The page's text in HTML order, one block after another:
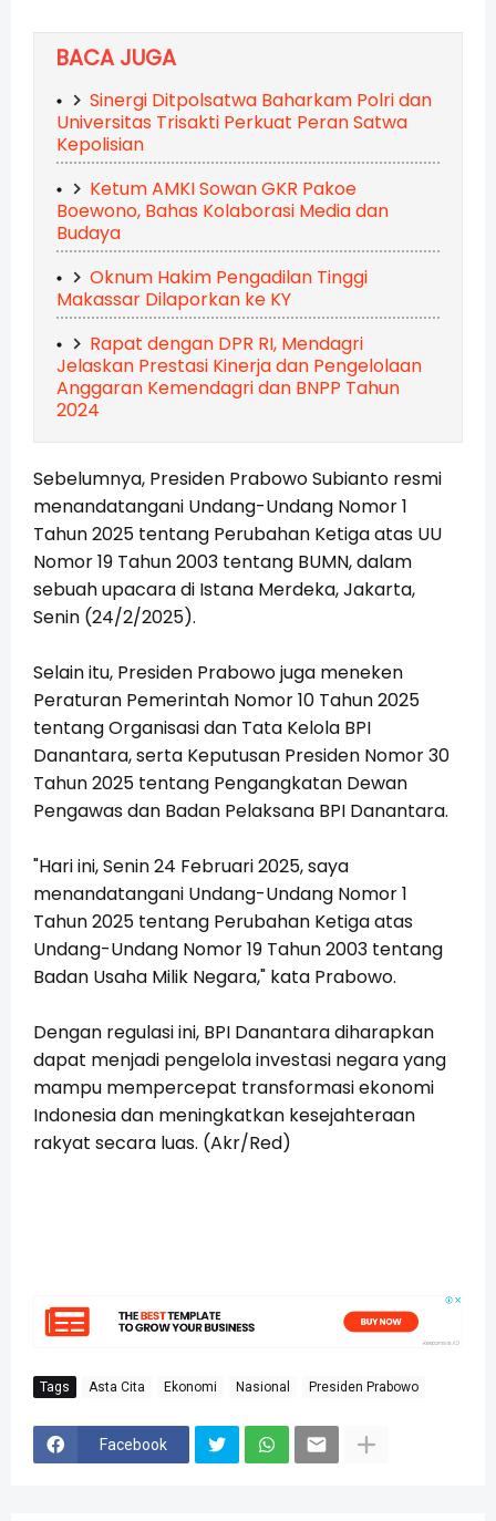
BACA JUGA
Sinergi Ditpolsatwa Baharkam Polri dan
Universitas Trisakti Perkuat Peran Satwa
Kepolisian
Ketum AMKI Sowan GKR Pakoe
Boewono, Bahas Kolaborasi Media dan
Budaya
Oknum Hakim Pengadilan Tinggi
Makassar Dilaporkan ke KY
Rapat dengan DPR RI, Mendagri
Jelaskan Prestasi Kinerja dan Pengelolaan
Anggaran Kemendagri dan BNPP Tahun
2024
Sebelumnya, Presiden Prabowo Subianto resmi
menandatangani Undang-Undang Nomor 1
Tahun 2025 tentang Perubahan Ketiga atas UU
Nomor 19 Tahun 2003 tentang BUMN, dalam
sebuah upacara di Istana Merdeka, Jakarta,
Senin (24/2/2025).
Selain itu, Presiden Prabowo juga meneken
Peraturan Pemerintah Nomor 10 Tahun 2025
tentang Organisasi dan Tata Kelola BPI
Danantara, serta Keputusan Presiden Nomor 30
Tahun 2025 tentang Pengangkatan Dewan
Pengawas dan Badan Pelaksana BPI Danantara.
"Hari ini, Senin 24 Februari 2025, saya
menandatangani Undang-Undang Nomor 1
Tahun 2025 tentang Perubahan Ketiga atas
Undang-Undang Nomor 19 Tahun 2003 tentang
Badan Usaha Milik Negara," kata Prabowo.
Dengan regulasi ini, BPI Danantara diharapkan
dapat menjadi pengelola investasi negara yang
mampu mempercepat transformasi ekonomi
Indonesia dan meningkatkan kesejahteraan
rakyat secara luas. (Akr/Red)
Tags Asta Cita Ekonomi Nasional Presiden Prabowo
Facebook